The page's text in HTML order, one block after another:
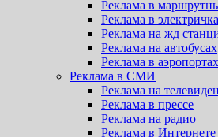
Реклама в
Реклама в
Реклама на жд
Реклама на автобусах
Реклама в аэропортах
Реклама в СМИ
Реклама на
Реклама в прессе
Реклама на радио
Реклама в Интернете